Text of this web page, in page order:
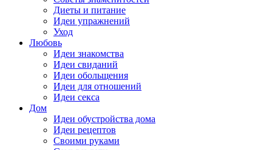
Диеты и питание
Идеи упражнений
Уход
Любовь
Идеи знакомства
Идеи свиданий
Идеи обольщения
Идеи для отношений
Идеи секса
Дом
Идеи обустройства дома
Идеи рецептов
Своими руками